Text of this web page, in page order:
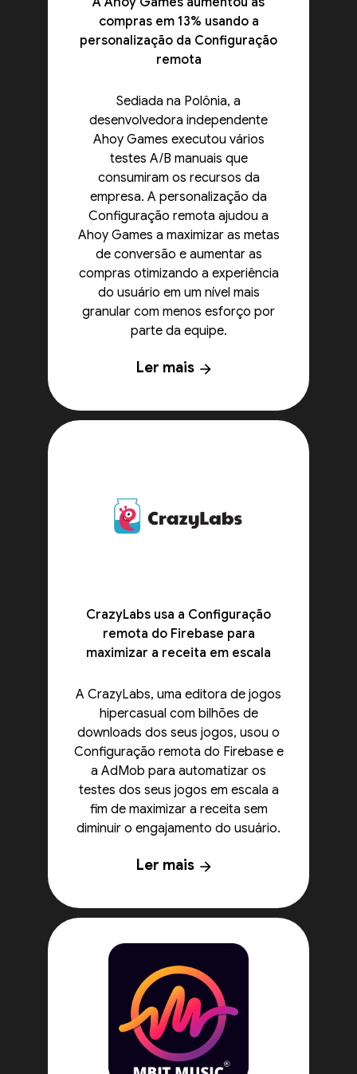
compras em 13% usando a
personalização da Configuração
remota
Sediada na Polônia, a
desenvolvedora independente
Ahoy Games executou vários
testes A/B manuais que
consumiram os recursos da
empresa. A personalização da
Configuração remota ajudou a
Ahoy Games a maximizar as metas
de conversão e aumentar as
compras otimizando a experiência
do usuário em um nível mais
granular com menos esforço por
parte da equipe.
Ler mais arrow_forward
CrazyLabs usa a Configuração
remota do Firebase para
maximizar a receita em escala
A CrazyLabs, uma editora de jogos
hipercasual com bilhões de
downloads dos seus jogos, usou o
Configuração remota do Firebase e
a AdMob para automatizar os
testes dos seus jogos em escala a
fim de maximizar a receita sem
diminuir o engajamento do usuário.
Ler mais arrow_forward